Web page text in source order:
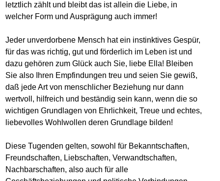
letztlich zählt und bleibt das ist allein die Liebe, in
welcher Form und Ausprägung auch immer!
Jeder unverdorbene Mensch hat ein instinktives Gespür,
für das was richtig, gut und förderlich im Leben ist und
dazu gehören zum Glück auch Sie, liebe Ella! Bleiben
Sie also Ihren Empfindungen treu und seien Sie gewiß,
daß jede Art von menschlicher Beziehung nur dann
wertvoll, hilfreich und beständig sein kann, wenn die so
wichtigen Grundlagen von Ehrlichkeit, Treue und echtes,
liebevolles Wohlwollen deren Grundlage bilden!
Diese Tugenden gelten, sowohl für Bekanntschaften,
Freundschaften, Liebschaften, Verwandtschaften,
Nachbarschaften, also auch für alle